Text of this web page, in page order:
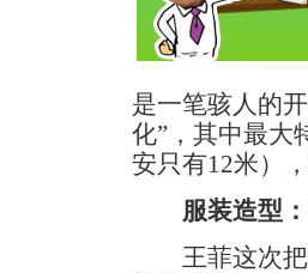
是一笔骇人的
化”，其中最大
安只有12米）
服装造型
王菲这次把